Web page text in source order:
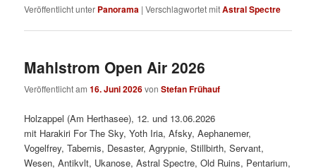
Veröffentlicht unter Panorama |Verschlagwortet mitAstral Spectre
Mahlstrom Open Air 2026
Veröffentlicht am16. Juni 2026vonStefan Frühauf
Holzappel (Am Herthasee), 12. und 13.06.2026
mit Harakiri For The Sky, Yoth Iria, Afsky, Aephanemer,
Vogelfrey, Tabernis, Desaster, Agrypnie, Stillbirth, Servant,
Wesen, Antikvlt, Ukanose, Astral Spectre, Old Ruins, Pentarium,